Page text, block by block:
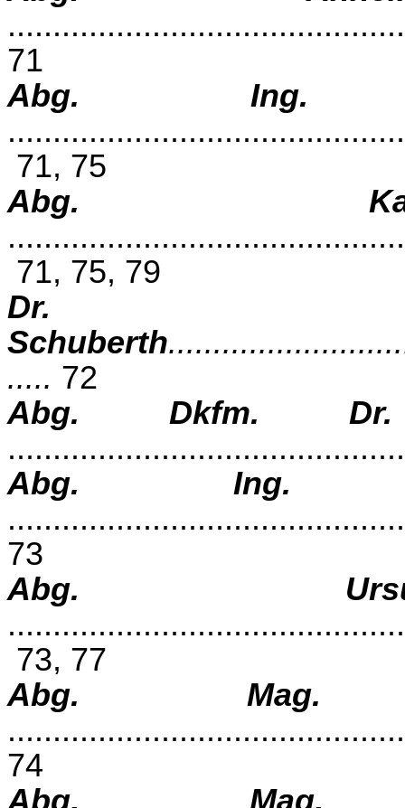
71
Abg. Ing.
71, 75
Abg.
71, 75, 79
Dr.
Schuberth
..... 72
Abg. Dkfm. Dr.
Abg. Ing.
73
Abg.
73, 77
Abg. Mag.
74